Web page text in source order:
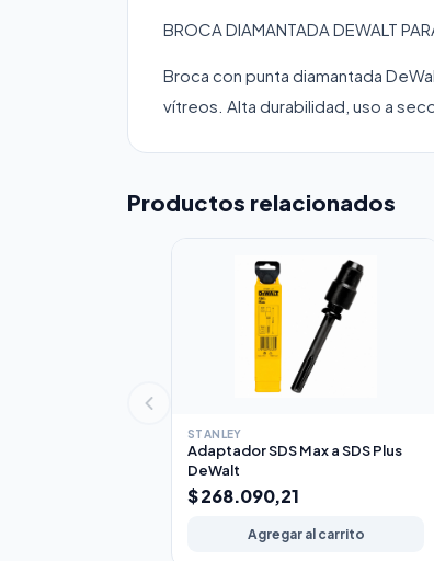
BROCA DIAMANTADA DEWALT
Broca con punta diamantada
vítreos. Alta durabilidad, uso a
Productos relacionados
STANLEY
Adaptador SDS Max a SDS Plus
DeWalt
$ 268.090,21
Agregar al carrito